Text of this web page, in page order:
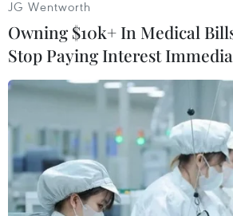
Năm mới với gia đình đó không
phát tài mà còn là đại cát, đại
JG Wentworth
Owning $10k+ In Medical
Stop Paying Interest